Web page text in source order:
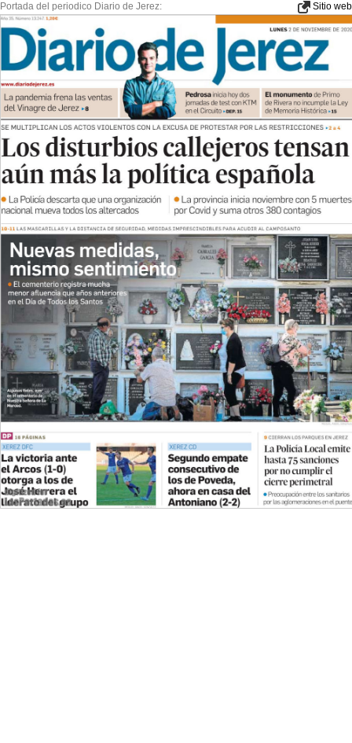
Portada del periodico Diario de Jerez: Sitio web